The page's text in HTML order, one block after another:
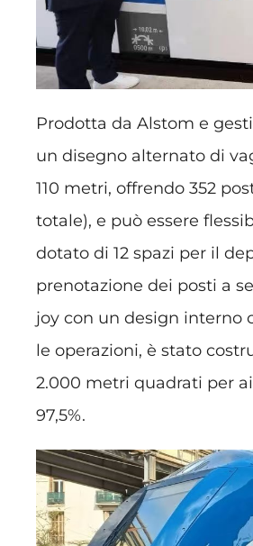
Prodotta da Alstom e
un disegno alternato di
110 metri, offrendo 352
totale), e può essere
dotato di 12 spazi per il
prenotazione dei posti a
joy con un design interno
le operazioni, è stato
2.000 metri quadrati per
97,5%.